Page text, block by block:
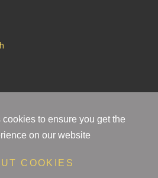
ET FIABLE
to ensure you get the
on our website
COOKIES